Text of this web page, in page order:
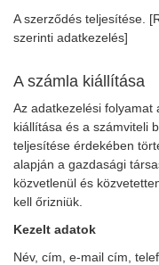
A szerződés teljesítése.
szerinti adatkezelés]
A számla kiállítása
Az adatkezelési folyamat
kiállítása és a számviteli
teljesítése érdekében
alapján a gazdasági
közvetlenül és
kell őrizniük.
Kezelt adatok
Név, cím, e-mail cím,